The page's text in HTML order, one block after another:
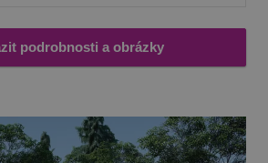
podrobnosti a obrázky